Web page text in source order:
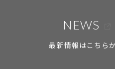
NEWS
最新情報はこちら